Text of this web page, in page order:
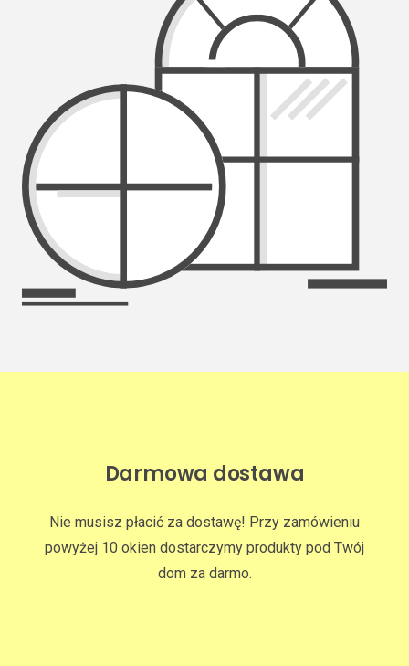
Darmowa dostawa
Nie musisz płacić za dostawę! Przy zamówieniu
powyżej 10 okien dostarczymy produkty pod Twój
dom za darmo.